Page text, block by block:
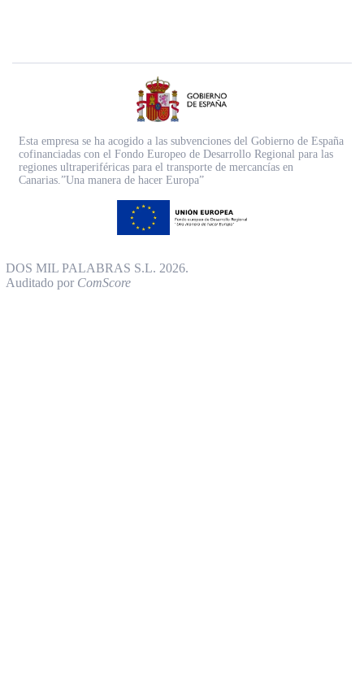
Esta empresa se ha acogido a las subvenciones del Gobierno de España
cofinanciadas con el Fondo Europeo de Desarrollo Regional para las
regiones ultraperiféricas para el transporte de mercancías en
Canarias.”Una manera de hacer Europa”
DOS MIL PALABRAS S.L. 2026.
Auditado por ComScore